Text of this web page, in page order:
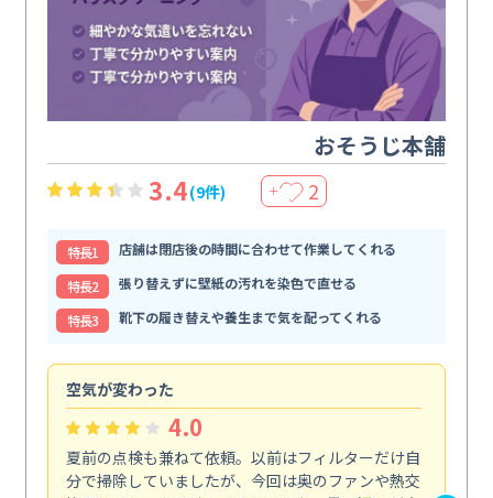
おそうじ本舗
3.4(9件) ＋ 2
特⻑1
店舗は閉店後の時間に合わせて作業してくれる
特⻑2
張り替えずに壁紙の汚れを染色で直せる
特⻑3
靴下の履き替えや養生まで気を配ってくれる
空気が変わった
4.0
夏前の点検も兼ねて依頼。以前はフィルターだけ自
分で掃除していましたが、今回は奥のファンや熱交